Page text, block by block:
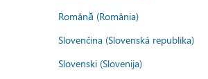
Română (România)
Slovenčina (Slovenská republika)
Slovenski (Slovenija)